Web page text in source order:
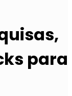
para